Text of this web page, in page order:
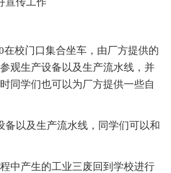
在校门口集合坐车，由厂方提供的
观生产设备以及生产流水线，并
同学们也可以为厂方提供一些自
备以及生产流水线，同学们可以和
中产生的工业三废回到学校进行